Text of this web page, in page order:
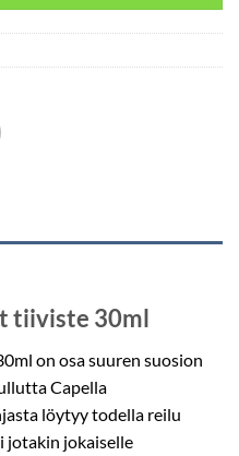
tiiviste 30ml
on osa suuren suosion
Capella
löytyy todella reilu
jotakin jokaiselle